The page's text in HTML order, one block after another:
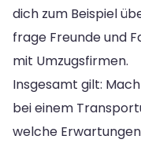
dich zum Beispiel
frage Freunde und
mit Umzugsfirmen.
Insgesamt gilt:
bei einem
welche